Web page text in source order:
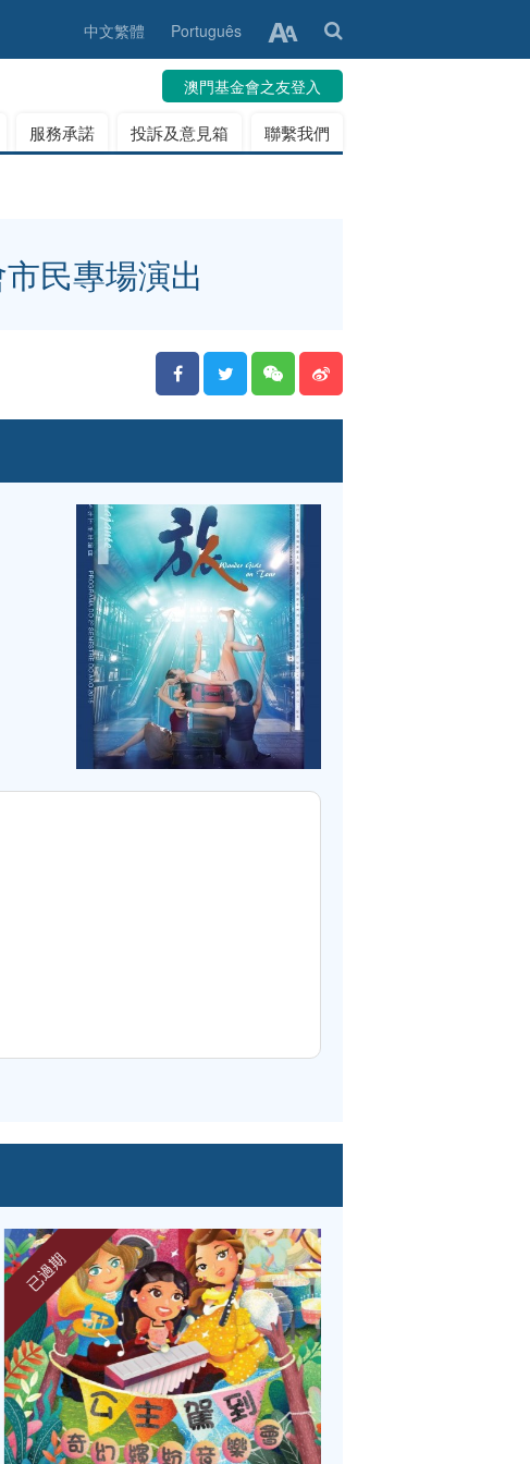
中文繁體 Português
澳門基金會之友登入
服務承諾 投訴及意見箱 聯繫我們
市民專場演出
已過期